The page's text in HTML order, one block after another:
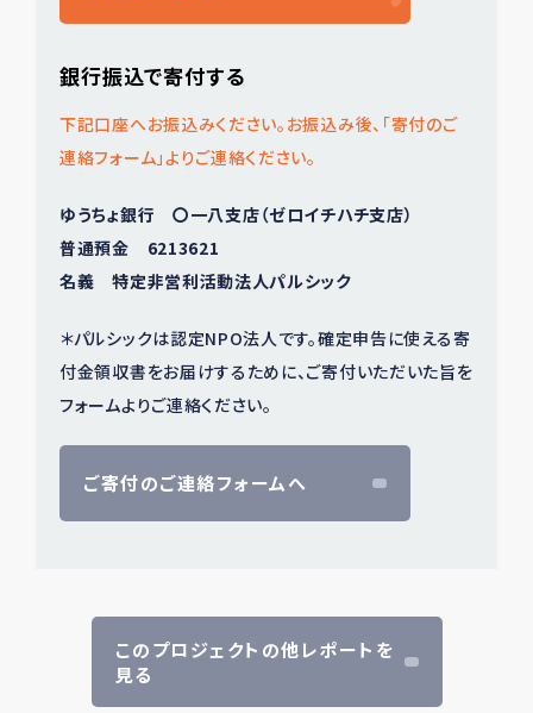
銀行振込で寄付する
下記口座へお振込みください。お振込み後、「寄付のご
連絡フォーム」よりご連絡ください。
ゆうちょ銀行 〇一八支店（ゼロイチハチ支店）
普通預金 6213621
名義 特定非営利活動法人パルシック
＊パルシックは認定NPO法人です。確定申告に使える寄
付金領収書をお届けするために、ご寄付いただいた旨を
フォームよりご連絡ください。
ご寄付のご連絡フォームへ
このプロジェクトの他レポートを
見る